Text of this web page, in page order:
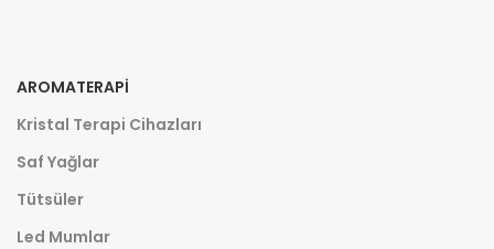
AROMATERAPI
Kristal Terapi Cihazları
Saf Yağlar
Tütsüler
Led Mumlar